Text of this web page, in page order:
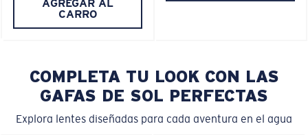
AGREGAR AL
CARRO
COMPLETA TU LOOK CON LAS
GAFAS DE SOL PERFECTAS
Explora lentes diseñadas para cada aventura en el agua